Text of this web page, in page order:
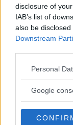
disclosure of
IAB’s list of
also be
Downstream
Please note that
not limited to
use your data
consent section.
Personal
Google